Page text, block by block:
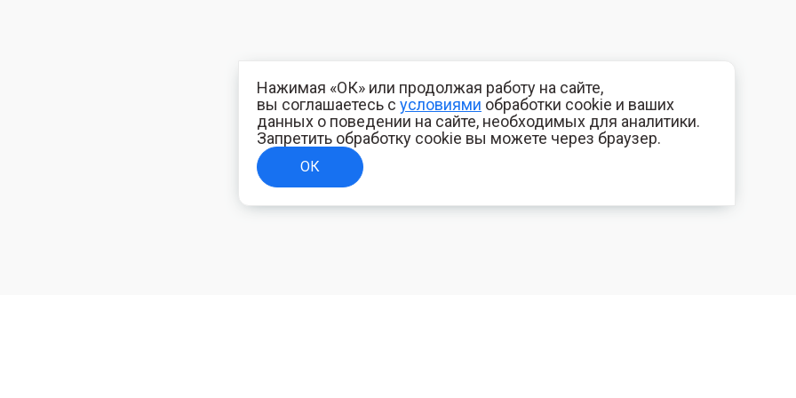
Нажимая «ОК» или продолжая работу на сайте,
вы соглашаетесь с условиями обработки cookie и ваших
данных о поведении на сайте, необходимых для аналитики.
Запретить обработку cookie вы можете через браузер.
ОК